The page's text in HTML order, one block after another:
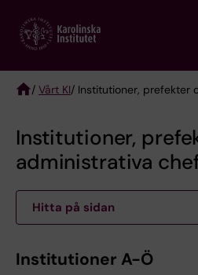
main
/ Vårt KI/ Institutioner, prefekter
Institutioner,
administrativa
Hitta på sidan
Institutioner A-Ö